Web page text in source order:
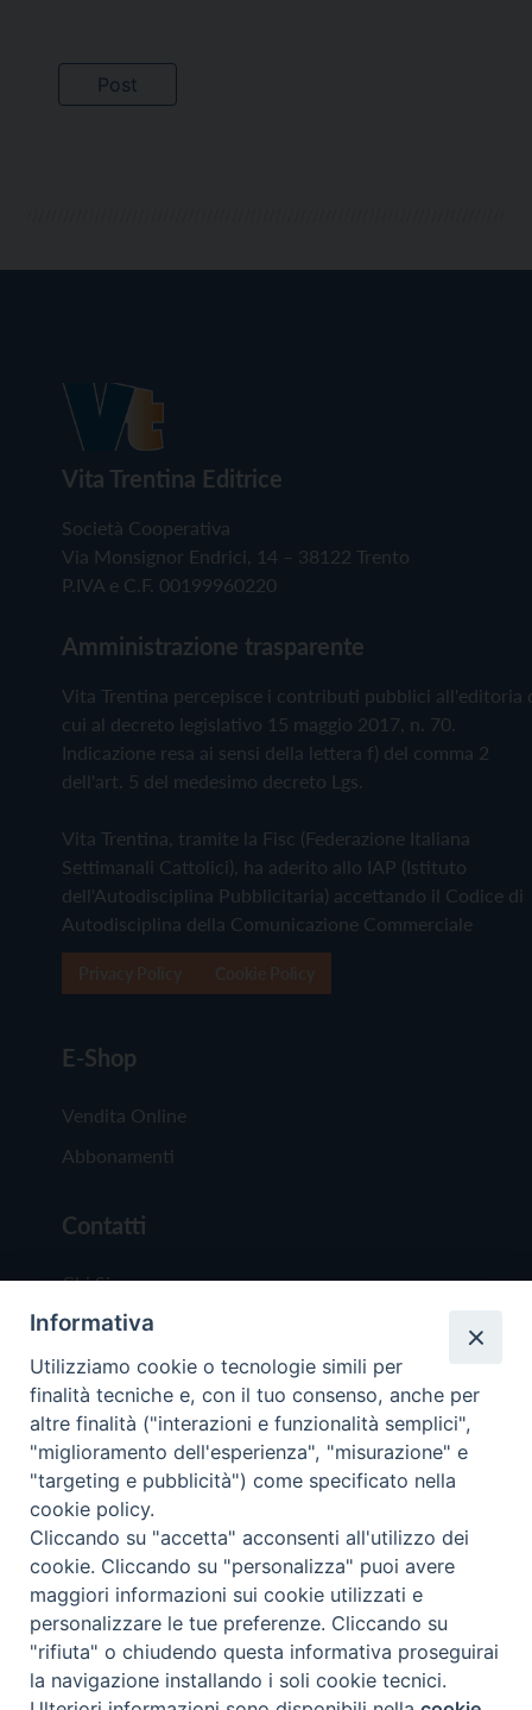
Vita Trentina Editrice
Società Cooperativa
Via Monsignor Endrici, 14 – 38122 Trento
P.IVA e C.F. 00199960220
Amministrazione trasparente
Vita Trentina percepisce i contributi pubblici all'editoria
cui al decreto legislativo 15 maggio 2017, n. 70.
Indicazione resa ai sensi della lettera f) del comma 2
dell'art. 5 del medesimo decreto Lgs.
Vita Trentina, tramite la Fisc (Federazione Italiana
Settimanali Cattolici), ha aderito allo IAP (Istituto
dell'Autodisciplina Pubblicitaria) accettando il Codice di
Autodisciplina della Comunicazione Commerciale
E-Shop
Vendita Online
Abbonamenti
Contatti
Chi Siamo
Redazione
Scrivici
Copyright © 2019 - Tutti i diritti riservati - Vita
Trentina Editrice
Privacy Policy
Torna
Informativa
Utilizziamo cookie o tecnologie simili per
finalità tecniche e, con il tuo consenso, anche per
altre finalità ("interazioni e funzionalità semplici",
"miglioramento dell'esperienza", "misurazione" e
"targeting e pubblicità") come specificato nella
cookie policy.
Cliccando su "accetta" acconsenti all'utilizzo dei
cookie. Cliccando su "personalizza" puoi avere
maggiori informazioni sui cookie utilizzati e
personalizzare le tue preferenze. Cliccando su
"rifiuta" o chiudendo questa informativa proseguirai
la navigazione installando i soli cookie tecnici.